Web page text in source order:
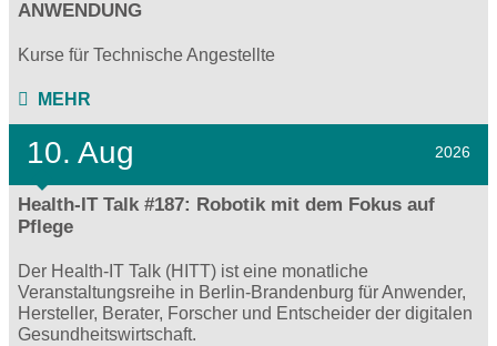
ANWENDUNG
Kurse für Technische Angestellte
MEHR
10. Aug 2026
Health-IT Talk #187: Robotik mit dem Fokus auf
Pflege
Der Health-IT Talk (HITT) ist eine monatliche
Veranstaltungsreihe in Berlin-Brandenburg für Anwender,
Hersteller, Berater, Forscher und Entscheider der digitalen
Gesundheitswirtschaft.